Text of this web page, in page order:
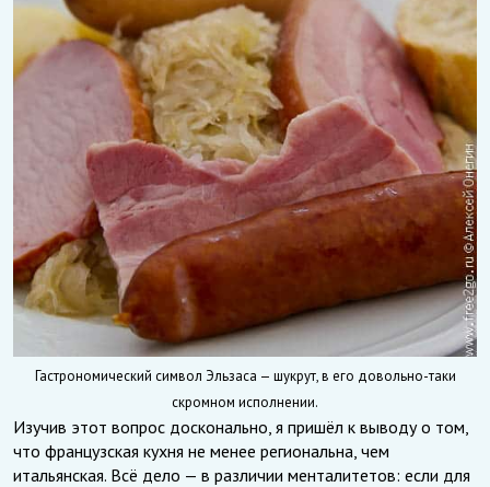
Гастрономический символ Эльзаса — шукрут, в его довольно-таки
скромном исполнении.
Изучив этот вопрос досконально, я пришёл к выводу о том,
что французская кухня не менее региональна, чем
итальянская. Всё дело — в различии менталитетов: если для